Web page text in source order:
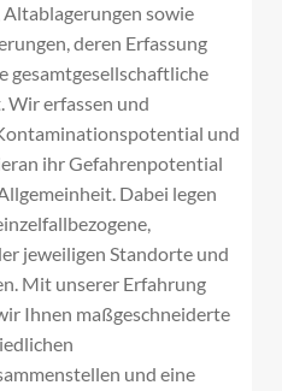
sowie
deren Erfassung
gesamtgesellschaftliche
erfassen und
und
ihr Gefahrenpotential
Dabei legen
jeweiligen Standorte und
Mit unserer Erfahrung
Ihnen maßgeschneiderte
und eine